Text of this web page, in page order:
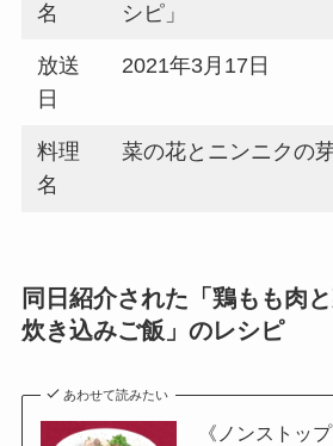
名
シピ」
放送
日
2021年3月17日
料理
名
菜の花とニンニクの
同日紹介された「鶏もも肉
炊き込みご飯」のレシピ
あわせて読みたい
《ノンストッ